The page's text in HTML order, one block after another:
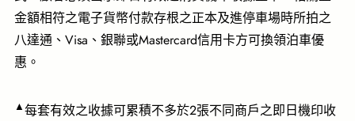
金額相符之電子貨幣付款存根之正本及進停車場時所拍之
八達通、Visa、銀聯或Mastercard信用卡方可換領泊車優
惠。
▲每套有效之收據可累積不多於2張不同商戶之即日機印收